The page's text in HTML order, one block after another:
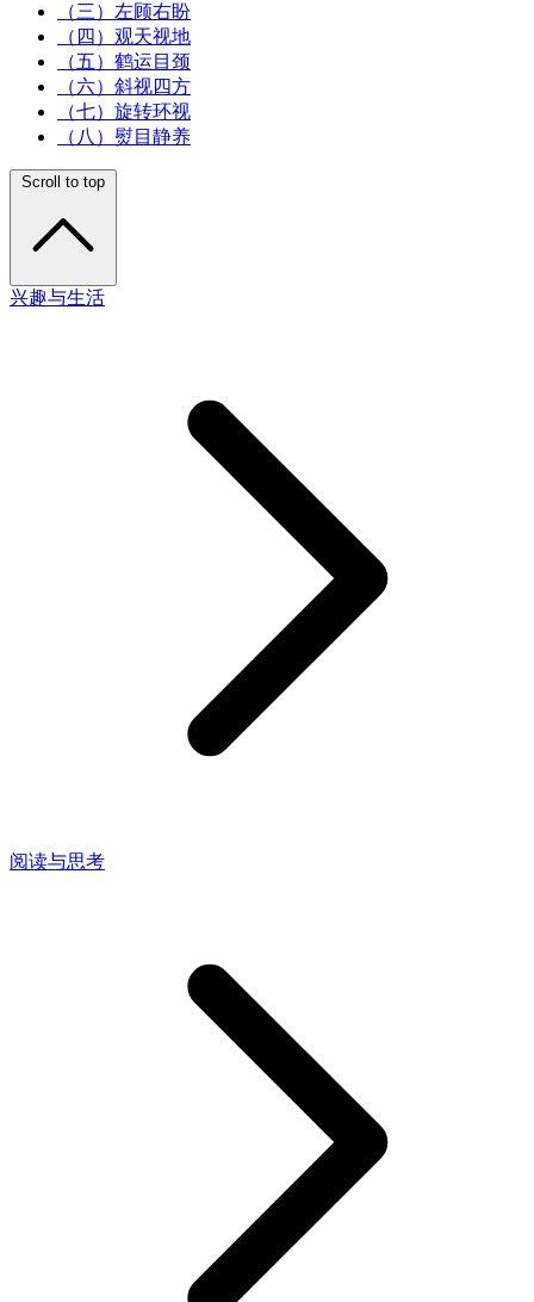
（三）左顾右盼
（四）观天视地
（五）鹤运目颈
（六）斜视四方
（七）旋转环视
（八）熨目静养
Scroll to top
兴趣与生活
阅读与思考